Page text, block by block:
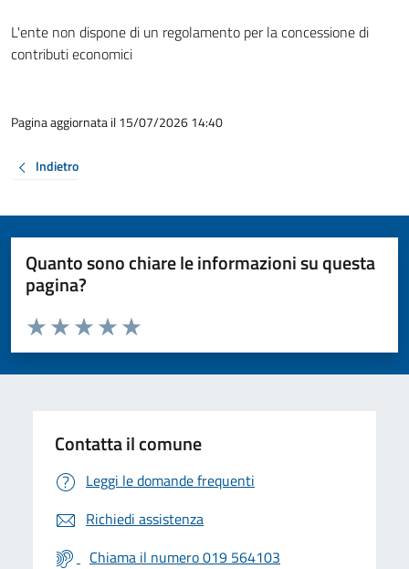
L'ente non dispone di un regolamento per la concessione di
contributi economici
Pagina aggiornata il 15/07/2026 14:40
Indietro
Quanto sono chiare le informazioni su questa
pagina?
Valuta da 1 a 5 stelle la pagina
Valuta 5 stelle su 5
Valuta 4 stelle su 5
Valuta 3 stelle su 5
Valuta 2 stelle su 5
Valuta 1 stelle su 5
Contatta il comune
Leggi le domande frequenti
Richiedi assistenza
Chiama il numero 019 564103